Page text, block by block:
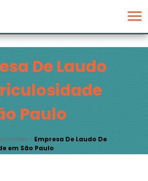
De Laudo
Paulo
» Empresa De Laudo De
em São Paulo